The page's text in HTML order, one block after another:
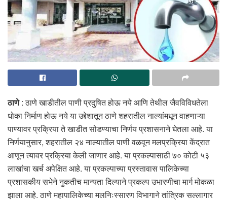
ठाणे : ठाणे खाडीतील पाणी प्रदुषित होऊ नये आणि तेथील जैवविविधतेला
धोका निर्माण होऊ नये या उद्देशातून ठाणे शहरातील नाल्यांमधून वाहणाऱ्या
पाण्यावर प्रक्रिया ते खाडीत सोडण्याचा निर्णय प्रशासनाने घेतला आहे. या
निर्णयानुसार, शहरातील २४ नाल्यातील पाणी वळवून मलप्रक्रिया केंद्रात
आणून त्यावर प्रक्रिया केली जाणार आहे. या प्रकल्पासाठी ७० कोटी ५३
लाखांचा खर्च अपेक्षित आहे. या प्रकल्पाच्या प्रस्तावास पालिकेच्या
प्रशासकीय सभेने नुकतीच मान्यता दिल्याने प्रकल्प उभारणीचा मार्ग मोकळा
झाला आहे. ठाणे महापालिकेच्या मलनिःस्सारण विभागाने तांत्रिक सल्लागार